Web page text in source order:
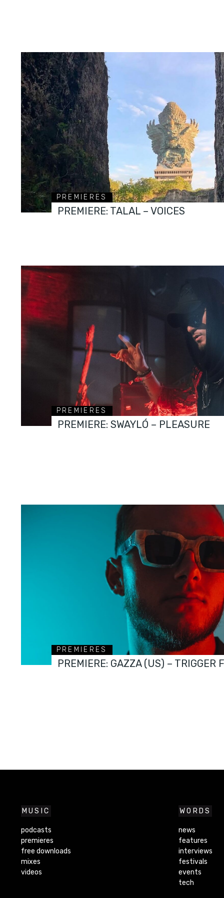
PREMIERES
PREMIERE: TALAL – VOICES
PREMIERES
PREMIERE: SWAYLÓ – PLEASURE
PREMIERES
PREMIERE: GAZZA (US) – TRIGGER
MUSIC
podcasts
premieres
free downloads
mixes
videos
WORDS
news
features
interviews
festivals
events
tech